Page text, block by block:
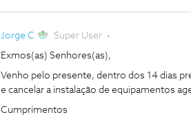
Jorge C Super User
Exmos(as) Senhores(as),
Venho pelo presente, dentro dos 14 dias
e cancelar a instalação de equipamentos
Cumprimentos